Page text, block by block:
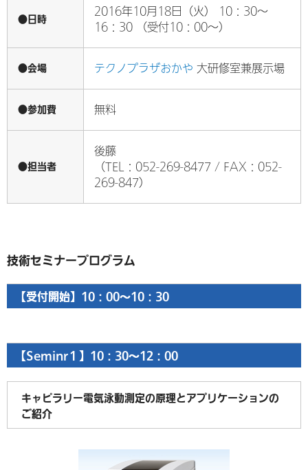
●日時
2016年10月18日（火） 10：30～
16：30 （受付10：00～）
●会場 テクノプラザおかや 大研修室兼展示場
●参加費 無料
●担当者
後藤
（TEL：052-269-8477 / FAX：052-
269-847）
技術セミナープログラム
【受付開始】10：00～10：30
【Seminr１】10：30～12：00
キャピラリー電気泳動測定の原理とアプリケーションの
ご紹介